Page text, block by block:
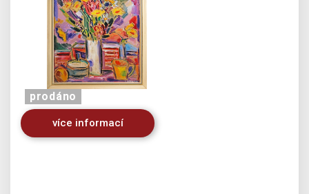
prodáno
více informací